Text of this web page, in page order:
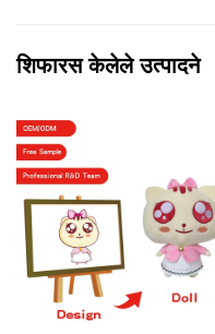
शिफारस केलेले उत्पादने